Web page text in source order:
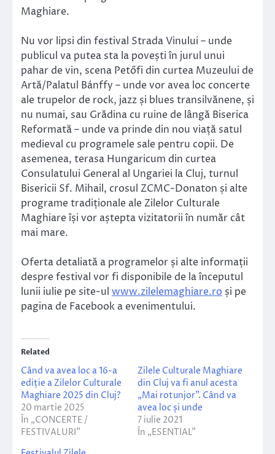
Maghiare.
Nu vor lipsi din festival Strada Vinului – unde
publicul va putea sta la povești în jurul unui
pahar de vin, scena Petőfi din curtea Muzeului de
Artă/Palatul Bánffy – unde vor avea loc concerte
ale trupelor de rock, jazz și blues transilvănene, și
nu numai, sau Grădina cu ruine de lângă Biserica
Reformată – unde va prinde din nou viață satul
medieval cu programele sale pentru copii. De
asemenea, terasa Hungaricum din curtea
Consulatului General al Ungariei la Cluj, turnul
Bisericii Sf. Mihail, crosul ZCMC-Donaton și alte
programe tradiționale ale Zilelor Culturale
Maghiare își vor aștepta vizitatorii în număr cât
mai mare.
Oferta detaliată a programelor și alte informații
despre festival vor fi disponibile de la începutul
lunii iulie pe site-ul www.zilelemaghiare.ro și pe
pagina de Facebook a evenimentului.
Related
Când va avea loc a 16-a
ediție a Zilelor Culturale
Maghiare 2025 din Cluj?
20 martie 2025
În „CONCERTE /
FESTIVALURI”
Zilele Culturale Maghiare
din Cluj va fi anul acesta
„Mai rotunjor”. Când va
avea loc și unde
7 iulie 2021
În „ESENTIAL”